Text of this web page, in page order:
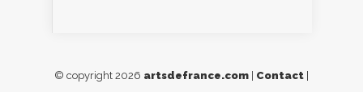
© copyright 2026 artsdefrance.com Contact